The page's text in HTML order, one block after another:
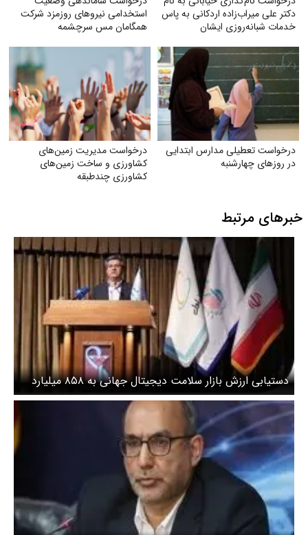
دکتر علی میراب‌زاده اردکانی به پاس
خدمات شبانه‌روزی ایشان
استخدامی نیروهای روزمزد شرکت
همگامان مس سرچشمه
درخواست تعطیلی مدارس ابتدایی
در روزهای چهارشنبه
درخواست مدیریت زمین‌های
کشاورزی و ساخت زمین‌های
کشاورزی چندطبقه
خبرهای مرتبط
دستیابی ارزش بازار سلامت دیجیتال جهانی به ۸۵۸ میلیارد
دلار تا سال ۲۰۳۰